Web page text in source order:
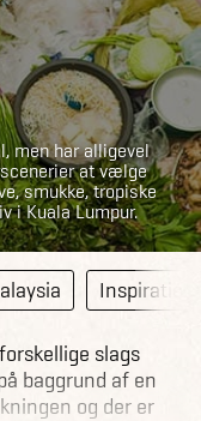
men har alligevel
at vælge
smukke, tropiske
i Kuala Lumpur.
Inspiration
slags
baggrund af en
og der er